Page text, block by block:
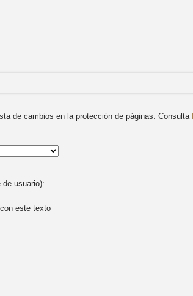
de cambios en la protección de páginas. Consulta
usuario):
este texto